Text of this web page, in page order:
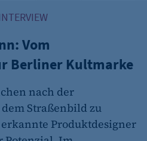
die ausgewählten
Vom
Berliner Kultmarke
nach der
Straßenbild zu
Produktdesigner